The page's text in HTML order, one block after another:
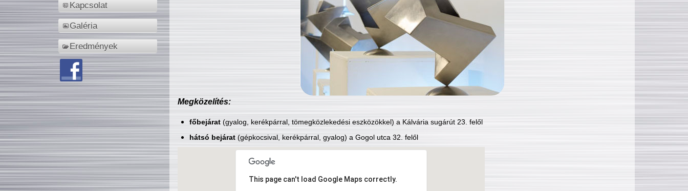
Kapcsolat
Galéria
Eredmények
Megközelítés:
főbejárat(gyalog, kerékpárral, tömegközlekedési eszközökkel) a Kálvária sugárút 23. felől
hátsó bejárat(gépkocsival, kerékpárral, gyalog) a Gogol utca 32. felől
This page can't load Google Maps correctly.